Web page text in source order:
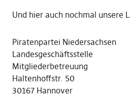
Und hier auch nochmal unsere
Piratenpartei Niedersachsen
Landesgeschäftsstelle
Mitgliederbetreuung
Haltenhoffstr. 50
30167 Hannover